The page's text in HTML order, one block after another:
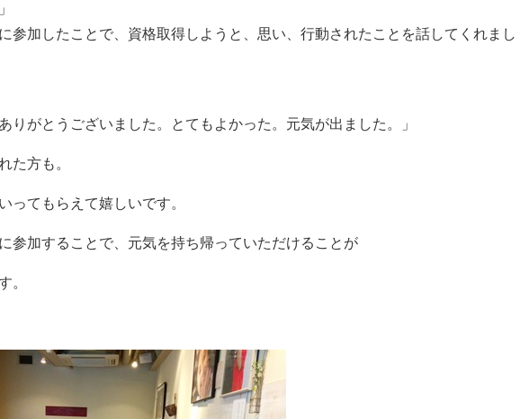
参加したことで、資格取得しようと、思い、行動されたことを話してくれまし
りがとうございました。とてもよかった。元気が出ました。」
た方も。
ってもらえて嬉しいです。
参加することで、元気を持ち帰っていただけることが
。